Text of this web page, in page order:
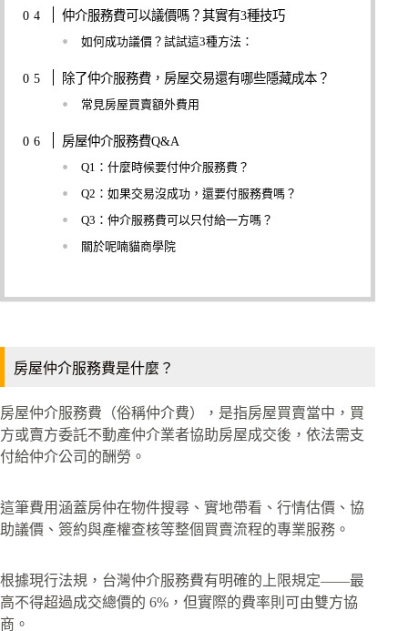
仲介服務費可以議價嗎？其實有3種技巧
如何成功議價？試試這3種方法：
除了仲介服務費，房屋交易還有哪些隱藏成本？
常見房屋買賣額外費用
房屋仲介服務費Q&A
Q1：什麼時候要付仲介服務費？
Q2：如果交易沒成功，還要付服務費嗎？
Q3：仲介服務費可以只付給一方嗎？
關於呢喃貓商學院
房屋仲介服務費是什麼？
房屋仲介服務費（俗稱仲介費），是指房屋買賣當中，買
方或賣方委託不動產仲介業者協助房屋成交後，依法需支
付給仲介公司的酬勞。
這筆費用涵蓋房仲在物件搜尋、實地帶看、行情估價、協
助議價、簽約與產權查核等整個買賣流程的專業服務。
根據現行法規，台灣仲介服務費有明確的上限規定——最
高不得超過成交總價的 6%，但實際的費率則可由雙方協
商。